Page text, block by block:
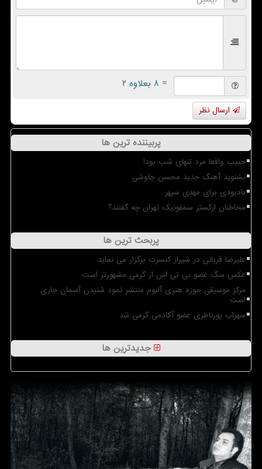
= ۸ بعلاوه ۲
ارسال نظر
پربیننده ترین ها
حبیب واقعا مرد تنهای شب بود!
بشنوید آهنگ جدید محسن چاوشی
یادبودی برای مهدی سپهر
مخاطبان ارکستر سمفونیک تهران چه گفتند؟
پربحث ترین ها
علیرضا قربانی در شیراز کنسرت برگزار می نماید
عکس سگ عضو بی تی اس از گرمی مشهورتر است
مرکز موسیقی حوزه هنری آلبوم منتشر نمود شنیدن آسمان جاری
است
سهراب پورناظری عضو آکادمی گرمی شد
جدیدترین ها